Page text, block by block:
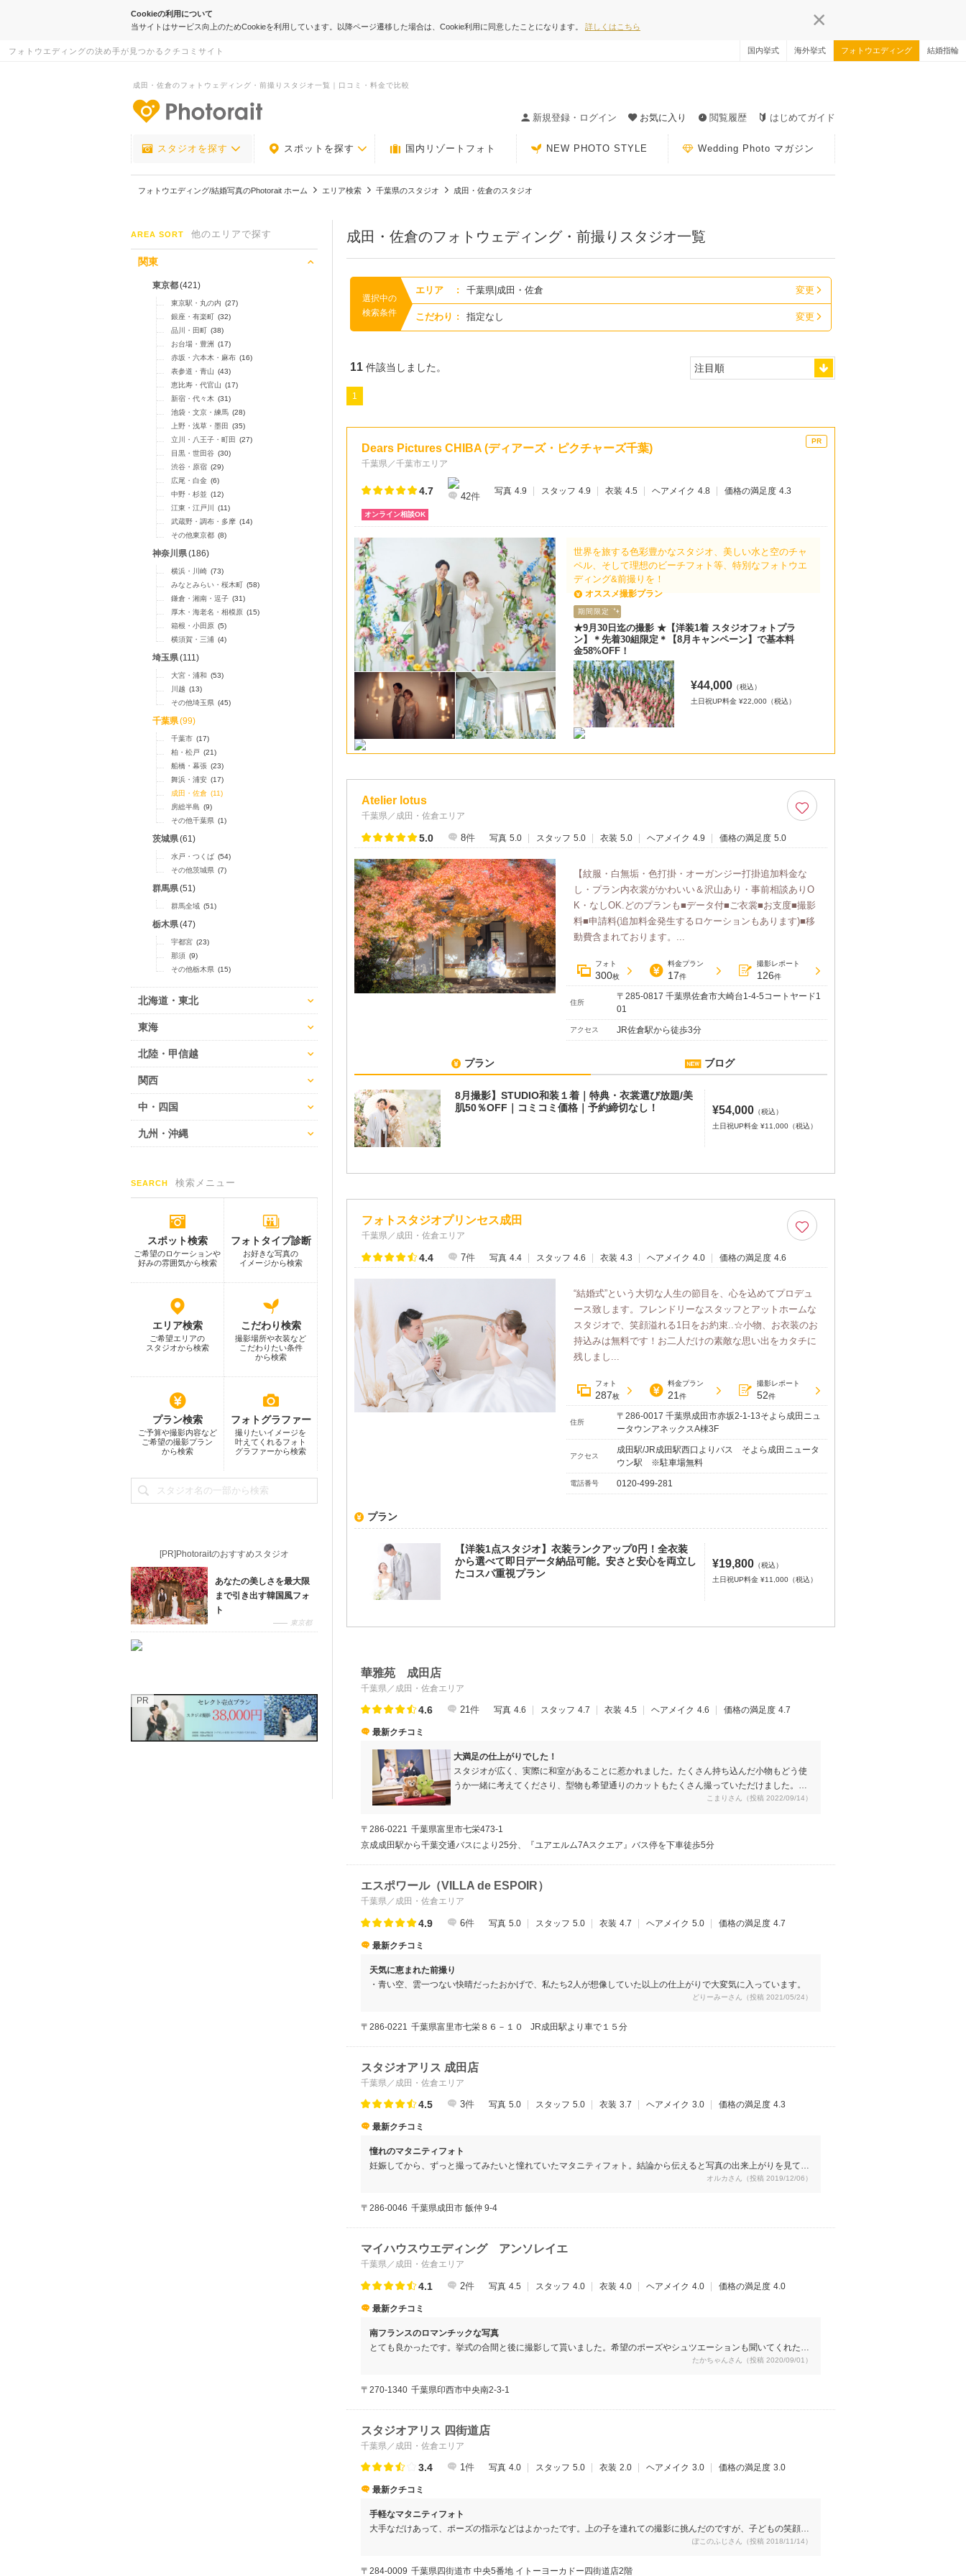
Cookieの利用について
当サイトはサービス向上のためCookieを利用しています。以降ページ遷移した場合は、Cookie利用に同意したことになります。 詳しくはこちら
フォトウエディングの決め手が見つかるクチコミサイト 国内挙式 海外挙式 フォトウエディング 結婚指輪
成田・佐倉のフォトウェディング・前撮りスタジオ一覧｜口コミ・料金で比較
新規登録・ログイン
お気に入り 閲覧履歴 はじめてガイド
スタジオを探す スポットを探す 国内リゾートフォト NEW PHOTO STYLE Wedding Photo マガジン
フォトウエディング/結婚写真のPhotorait ホーム エリア検索 千葉県のスタジオ 成田・佐倉のスタジオ
AREA SORT 他のエリアで探す
関東
東京都(421)
東京駅・丸の内 (27)
銀座・有楽町 (32)
品川・田町 (38)
お台場・豊洲
(17)
赤坂・六本木・麻布 (16)
表参道・青山 (43)
恵比寿・代官山 (17)
新宿・代々木 (31)
池袋・文京・練馬 (28)
上野・浅草・墨田
(35)
立川・八王子・町田
(27)
目黒・世田谷 (30)
渋谷・原宿 (29)
広尾・白金 (6)
中野・杉並 (12)
江東・江戸川
(11)
武蔵野・調布・多摩 (14)
その他東京都 (8)
神奈川県(186)
横浜・川崎 (73)
みなとみらい・桜木町 (58)
鎌倉・湘南・逗子 (31)
厚木・海老名・相模原 (15)
箱根・小田原 (5)
横須賀・三浦 (4)
埼玉県(111)
大宮・浦和 (53)
川越 (13)
その他埼玉県 (45)
千葉県(99)
千葉市 (17)
柏・松戸 (21)
船橋・幕張 (23)
舞浜・浦安 (17)
成田・佐倉 (11)
房総半島 (9)
その他千葉県 (1)
茨城県(61)
水戸・つくば (54)
その他茨城県 (7)
群馬県(51)
群馬全域 (51)
栃木県(47)
宇都宮 (23)
那須 (9)
その他栃木県 (15)
北海道・東北
東海
北陸・甲信越
関西
中・四国
九州・沖縄
SEARCH 検索メニュー
スポット検索
ご希望のロケーションや
好みの雰囲気から検索
フォトタイプ診断
お好きな写真の
イメージから検索
エリア検索
ご希望エリアの
スタジオから検索
こだわり検索
撮影場所や衣装など
こだわりたい条件
から検索
プラン検索
ご予算や撮影内容など
ご希望の撮影プラン
から検索
フォトグラファー
撮りたいイメージを
叶えてくれるフォト
グラファーから検索
[PR]Photoraitのおすすめスタジオ
あなたの美しさを最大限
まで引き出す韓国風フォ
ト
東京都
成田・佐倉のフォトウェディング・前撮りスタジオ一覧
選択中の
検索条件
エリア : 千葉県|成田・佐倉 変更
こだわり : 指定なし 変更
11 件該当しました。
1
Dears Pictures CHIBA (ディアーズ・ピクチャーズ千葉)
千葉県／千葉市エリア
4.7 42件 写真 4.9 スタッフ 4.9 衣装 4.5 ヘアメイク 4.8 価格の満足度 4.3
オンライン相談OK
世界を旅する色彩豊かなスタジオ、美しい水と空のチャ
ペル、そして理想のビーチフォト等、特別なフォトウエ
ディング&前撮りを！
オススメ撮影プラン
期間限定
★9月30日迄の撮影 ★【洋装1着 スタジオフォトプラ
ン】＊先着30組限定＊【8月キャンペーン】で基本料
金58%OFF！
¥44,000 （税込）
土日祝UP料金 ¥22,000（税込）
Atelier lotus
千葉県／成田・佐倉エリア
5.0 8件 写真 5.0 スタッフ 5.0 衣装 5.0 ヘアメイク 4.9 価格の満足度 5.0
【紋服・白無垢・色打掛・オーガンジー打掛追加料金な
し・プラン内衣裳がかわいい＆沢山あり・事前相談ありO
K・なしOK.どのプランも■データ付■ご衣裳■お支度■撮影
料■申請料(追加料金発生するロケーションもあります)■移
動費含まれております。...
フォト
300枚
料金プラン
17件
撮影レポート
126件
住所
〒285-0817 千葉県佐倉市大崎台1-4-5コートヤード1
01
アクセス JR佐倉駅から徒歩3分
プラン ブログ
8月撮影】STUDIO和装１着｜特典・衣裳選び放題/美
肌50％OFF｜コミコミ価格｜予約締切なし！
¥54,000 （税込）
土日祝UP料金 ¥11,000（税込）
フォトスタジオプリンセス成田
千葉県／成田・佐倉エリア
4.4 7件 写真 4.4 スタッフ 4.6 衣装 4.3 ヘアメイク 4.0 価格の満足度 4.6
“結婚式”という大切な人生の節目を、心を込めてプロデュ
ース致します。フレンドリーなスタッフとアットホームな
スタジオで、笑顔溢れる1日をお約束..☆小物、お衣装のお
持込みは無料です！お二人だけの素敵な思い出をカタチに
残しまし...
フォト
287枚
料金プラン
21 件
撮影レポート
52件
住所
〒286-0017 千葉県成田市赤坂2-1-13そよら成田ニュ
ータウンアネックスA棟3F
アクセス
成田駅/JR成田駅西口よりバス そよら成田ニュータ
ウン駅 ※駐車場無料
電話番号 0120-499-281
プラン
【洋装1点スタジオ】衣装ランクアップ0円！全衣装
から選べて即日データ納品可能。安さと安心を両立し
たコスパ重視プラン
¥19,800 （税込）
土日祝UP料金 ¥11,000（税込）
華雅苑 成田店
千葉県／成田・佐倉エリア
4.6 21件 写真 4.6 スタッフ 4.7 衣装 4.5 ヘアメイク 4.6 価格の満足度 4.7
最新クチコミ
大満足の仕上がりでした！
スタジオが広く、実際に和室があることに惹かれました。たくさん持ち込んだ小物もどう使
うか一緒に考えてくださり、型物も希望通りのカットもたくさん撮っていただけました。数
カットですが外撮影できたのもとても良かったです。この価格でこのクオリティは、華雅苑
三とかでお願いしたかったです。
こまりさん（投稿 2022/09/14）
〒286-0221 千葉県富里市七栄473-1
京成成田駅から千葉交通バスにより25分、『ユアエルム7Aスクエア』バス停を下車徒歩5分
エスポワール（VILLA de ESPOIR）
千葉県／成田・佐倉エリア
4.9 6件 写真 5.0 スタッフ 5.0 衣装 4.7 ヘアメイク 5.0 価格の満足度 4.7
最新クチコミ
天気に恵まれた前撮り
・青い空、雲一つない快晴だったおかげで、私たち2人が想像していた以上の仕上がりで大変気に入っています。
どりーみーさん（投稿 2021/05/24）
〒286-0221 千葉県富里市七栄８６－１０ JR成田駅より車で１５分
スタジオアリス 成田店
千葉県／成田・佐倉エリア
4.5 3件 写真 5.0 スタッフ 5.0 衣装 3.7 ヘアメイク 3.0 価格の満足度 4.3
最新クチコミ
憧れのマタニティフォト
妊娠してから、ずっと撮ってみたいと憧れていたマタニティフォト。結論から伝えると写真の出来上がりを見て、
大満足しました。自分なりに撮ろうとするとなかなかお腹を見せた写真を撮るのは気恥ずかしく難しかったの
せたことに大満足です。また、お腹のほうへ視線をおくったカットの時には、「しっかりとお腹を見てしまうので
こうはならなかったんだろうな、なるほど～と思える素敵な写真も撮っていただきました。いつか、赤ちゃんが大
きくなった時に、「私のお腹にいたときはこんな感じだったんだよ～」と見せてあげられるのも楽しみです。
オルカさん（投稿 2019/12/06）
〒286-0046 千葉県成田市 飯仲 9-4
マイハウスウエディング アンソレイエ
千葉県／成田・佐倉エリア
4.1 2件 写真 4.5 スタッフ 4.0 衣装 4.0 ヘアメイク 4.0 価格の満足度 4.0
最新クチコミ
南フランスのロマンチックな写真
とても良かったです。挙式の合間と後に撮影して貰いました。希望のポーズやシュツエーションも聞いてくれたり
カメラマンさんの指示もくれたり色々なバリエーションの写真が撮れました。午後からの式だと明るい時と暗くな
オにお願いしなくても式だけで満足できます。私はその分の浮いたお金で、ハネムーンの時に現地のカメラマンさ
たいと言われてた程です。確かに館内はまるで海外のようで、とても魅力的な空間でした。お花もたくさんありま
すし、大きな木があってその下にベンチがあるのですが、その下で撮った写真はとても素敵でした。他にも階段が
あったり、噴水があったり敷地に足を踏み入れた瞬間から本当に別世界です。写真だけ撮るのに利用しても満足で
合もとても素敵な写真ばかりでした。
たかちゃんさん（投稿 2020/09/01）
〒270-1340 千葉県印西市中央南2-3-1
スタジオアリス 四街道店
千葉県／成田・佐倉エリア
3.4 1件 写真 4.0 スタッフ 5.0 衣装 2.0 ヘアメイク 3.0 価格の満足度 3.0
最新クチコミ
手軽なマタニティフォト
大手なだけあって、ポーズの指示などはよかったです。上の子を連れての撮影に挑んだのですが、子どもの笑顔が
自然でとても嬉しくなりました。また、キッズカメラマン体験というものがあり、上の子が私たち夫婦の写真を撮
れで良い写真ができたなと感じました。写真の色合いは全体的に明るく、くっきりはっきり！よりは若干やわらか
ぽこのふじさん（投稿 2018/11/14）
〒284-0009 千葉県四街道市 中央5番地 イトーヨーカドー四街道店2階